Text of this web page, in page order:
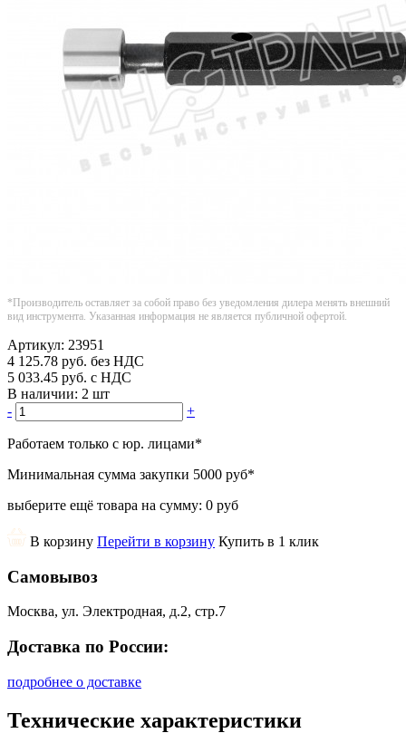
*Производитель оставляет за собой право без уведомления дилера менять внешний
вид инструмента. Указанная информация не является публичной офертой.
Артикул: 23951
4 125.78 руб. без НДС
5 033.45 руб. с НДС
В наличии: 2 шт
-
+
Работаем только с юр. лицами*
Минимальная сумма закупки 5000 руб*
выберите ещё товара на сумму: 0 руб
В корзину Перейти в корзину Купить в 1 клик
Самовывоз
Москва, ул. Электродная, д.2, стр.7
Доставка по России:
подробнее о доставке
Технические характеристики